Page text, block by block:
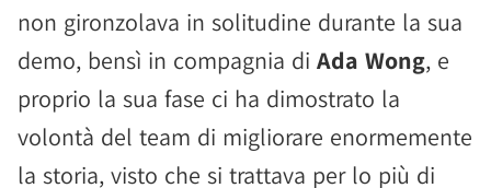
non gironzolava in solitudine durante la sua
demo, bensì in compagnia di Ada Wong, e
proprio la sua fase ci ha dimostrato la
volontà del team di migliorare enormemente
la storia, visto che si trattava per lo più di